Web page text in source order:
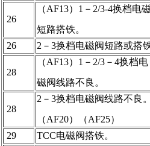
26
（AF13）1－2/3-4换档电
短路搭铁。
26
2－3换档电磁阀短路或搭
28
（AF13）1－2/3－4换档电
磁阀线路不良。
28
2－3换档电磁阀线路不良
（AF20）（AF25）
29
TCC电磁阀搭铁。